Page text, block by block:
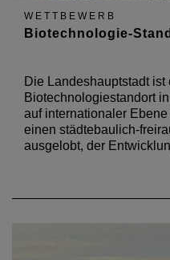
WETTBEWERB
Biotechnologie-
Die Landeshauptstadt ist
Biotechnologiestandort
auf internationaler
einen städtebaulich-
ausgelobt, der